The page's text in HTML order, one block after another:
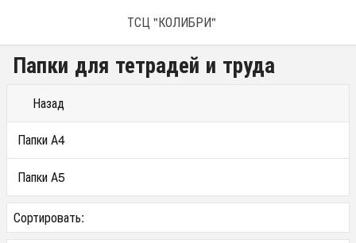
ТСЦ "КОЛИБРИ"
Папки для тетрадей и труда
Назад
Папки А4
Папки А5
Сортировать: